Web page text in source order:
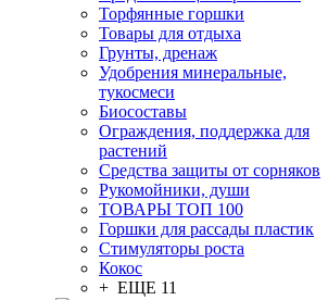
Торфянные горшки
Товары для отдыха
Грунты, дренаж
Удобрения минеральные,
тукосмеси
Биосоставы
Ограждения, поддержка для
растений
Средства защиты от сорняков
Рукомойники, души
ТОВАРЫ ТОП 100
Горшки для рассады пластик
Стимуляторы роста
Кокос
+ ЕЩЕ 11